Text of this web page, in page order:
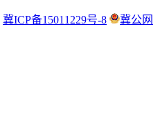
冀ICP备15011229号-8
冀公网